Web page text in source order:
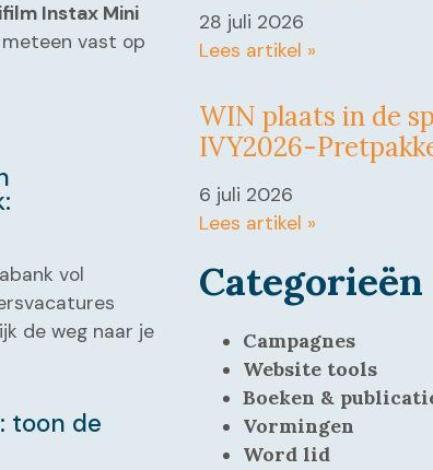
Instax Mini
vast op
vol
de weg naar je
toon de
28 juli 2026
Lees artikel »
WIN plaats in de
IVY2026-
6 juli 2026
Lees artikel »
Categorieën
Campagnes
Website tools
Boeken &
Vormingen
Word lid